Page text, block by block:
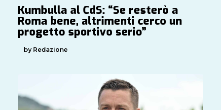
Kumbulla al CdS: “Se resterò a
Roma bene, altrimenti cerco un
progetto sportivo serio”
by Redazione